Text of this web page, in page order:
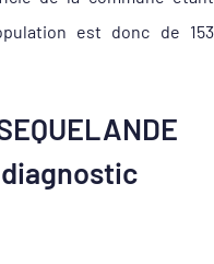
est donc de 153
diagnostic